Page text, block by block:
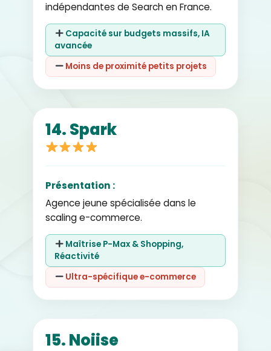
indépendantes de Search en France.
Capacité sur budgets massifs, IA
avancée
Moins de proximité petits projets
14. Spark
Présentation :
Agence jeune spécialisée dans le
scaling e-commerce.
Maîtrise P-Max & Shopping,
Réactivité
Ultra-spécifique e-commerce
15. Noiise